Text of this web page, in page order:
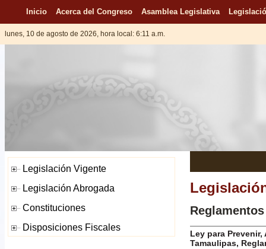
Inicio Acerca del Congreso Asamblea Legislativa
lunes, 10 de agosto de 2026, hora local: 6:11 a.m.
Reglamentos
Ley para
Tamaulipas,